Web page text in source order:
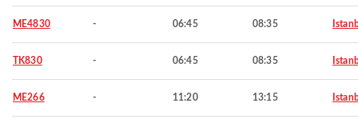
ME4830 - 06:45 08:35
TK830 - 06:45 08:35
ME266 - 11:20 13:15